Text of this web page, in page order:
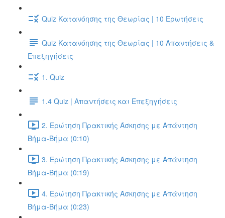
Quiz Κατανόησης της Θεωρίας | 10 Ερωτήσεις
Quiz Κατανόησης της Θεωρίας | 10 Απαντήσεις &
Επεξηγήσεις
1. Quiz
1.4 Quiz | Απαντήσεις και Επεξηγήσεις
2. Ερώτηση Πρακτικής Άσκησης με Απάντηση
Βήμα-Βήμα (0:10)
3. Ερώτηση Πρακτικής Άσκησης με Απάντηση
Βήμα-Βήμα (0:19)
4. Ερώτηση Πρακτικής Άσκησης με Απάντηση
Βήμα-Βήμα (0:23)